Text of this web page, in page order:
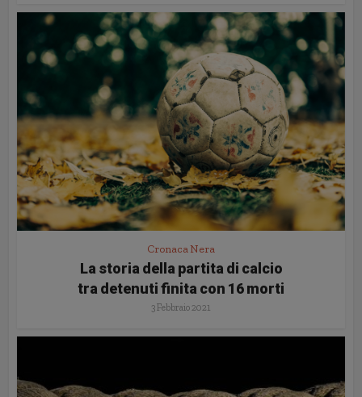
Cronaca Nera
La storia della partita di calcio
tra detenuti finita con 16 morti
3 Febbraio 2021